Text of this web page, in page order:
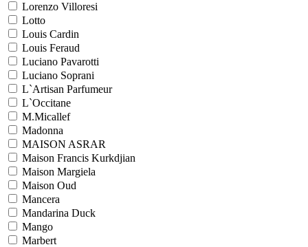
Lorenzo Villoresi
Lotto
Louis Cardin
Louis Feraud
Luciano Pavarotti
Luciano Soprani
L`Artisan Parfumeur
L`Occitane
M.Micallef
Madonna
MAISON ASRAR
Maison Francis Kurkdjian
Maison Margiela
Maison Oud
Mancera
Mandarina Duck
Mango
Marbert